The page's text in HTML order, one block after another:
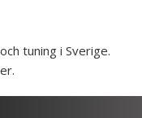
tuning i Sverige.